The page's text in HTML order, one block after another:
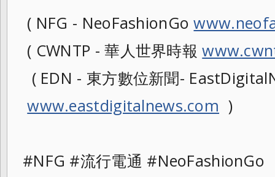
( NFG - NeoFashionGo
( CWNTP - 華人世界時報
( EDN - 東方數位新聞-
www.eastdigitalnews.com )
#NFG #流行電通